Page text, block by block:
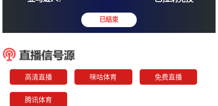
2025-07-06 07:30:00
0 : 1
高清直播 咪咕体育 免费直播
腾讯体育